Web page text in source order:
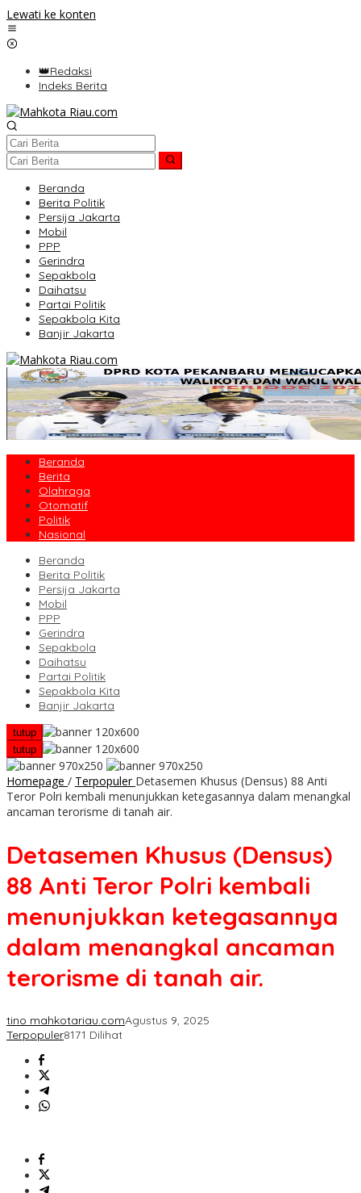
Lewati ke konten
👑Redaksi
Indeks Berita
Beranda
Berita Politik
Persija Jakarta
Mobil
PPP
Gerindra
Sepakbola
Daihatsu
Partai Politik
Sepakbola Kita
Banjir Jakarta
Beranda
Berita
Olahraga
Otomatif
Politik
Nasional
Beranda
Berita Politik
Persija Jakarta
Mobil
PPP
Gerindra
Sepakbola
Daihatsu
Partai Politik
Sepakbola Kita
Banjir Jakarta
tutup
tutup
Homepage / Terpopuler Detasemen Khusus (Densus) 88 Anti
Teror Polri kembali menunjukkan ketegasannya dalam menangkal
ancaman terorisme di tanah air.
Detasemen Khusus (Densus)
88 Anti Teror Polri kembali
menunjukkan ketegasannya
dalam menangkal ancaman
terorisme di tanah air.
tino mahkotariau.comAgustus 9, 2025
Terpopuler8171 Dilihat